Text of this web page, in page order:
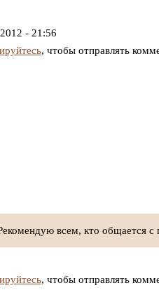
- 21:56
, чтобы отправлять
всем, кто общается с
, чтобы отправлять